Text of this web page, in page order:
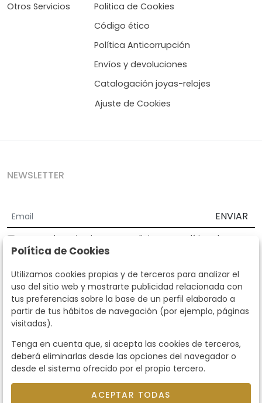
Otros Servicios
Politica de Cookies
Código ético
Política Anticorrupción
Envíos y devoluciones
Catalogación joyas-relojes
Ajuste de Cookies
NEWSLETTER
ENVIAR
Acepto los Términos y Condiciones
Política de
privacidad
Según la LOPD y disposiciones de desarrollo, informamos que sus
datos personales serán tratados por parte de Subastas Segre con la
finalidad de gestionar la relación comercial. Puede ejercitar los
derechos de acceso, rectificación, cancelación, oposición y demás
derechos en los términos establecidos en la normativa vigente
dirigiéndote a nosotros. Asimismo, nos puede solicitar el envío de
llamando al teléfono 915159584 o enviando un e-mail a
info@subastassegre.es
Este sitio está protegido por reCAPTCHA y se aplican la
Términos de servicio de Google.
Política de Cookies
Utilizamos cookies propias y de terceros para analizar el
uso del sitio web y mostrarte publicidad relacionada con
tus preferencias sobre la base de un perfil elaborado a
partir de tus hábitos de navegación (por ejemplo, páginas
visitadas).
Tenga en cuenta que, si acepta las cookies de terceros,
deberá eliminarlas desde las opciones del navegador o
desde el sistema ofrecido por el propio tercero.
ACEPTAR TODAS